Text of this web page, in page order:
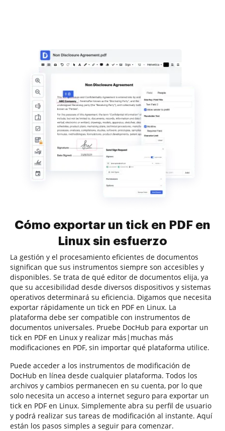
Cómo exportar un tick en PDF en
Linux sin esfuerzo
La gestión y el procesamiento eficientes de documentos
significan que sus instrumentos siempre son accesibles y
disponibles. Se trata de qué editor de documentos elija, ya
que su accesibilidad desde diversos dispositivos y sistemas
operativos determinará su eficiencia. Digamos que necesita
exportar rápidamente un tick en PDF en Linux. La
plataforma debe ser compatible con instrumentos de
documentos universales. Pruebe DocHub para exportar un
tick en PDF en Linux y realizar más|muchas más
modificaciones en PDF, sin importar qué plataforma utilice.
Puede acceder a los instrumentos de modificación de
DocHub en línea desde cualquier plataforma. Todos los
archivos y cambios permanecen en su cuenta, por lo que
solo necesita un acceso a internet seguro para exportar un
tick en PDF en Linux. Simplemente abra su perfil de usuario
y podrá realizar sus tareas de modificación al instante. Aquí
están los pasos simples a seguir para comenzar.